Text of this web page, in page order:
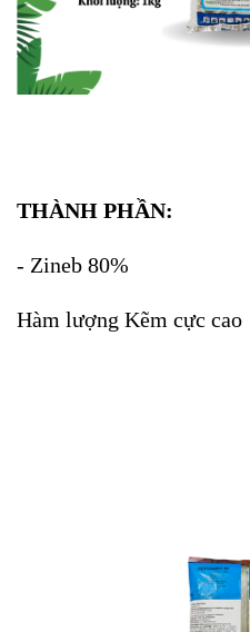
THÀNH PHẦN:
- Zineb 80%
Hàm lượng Kẽm cực cao